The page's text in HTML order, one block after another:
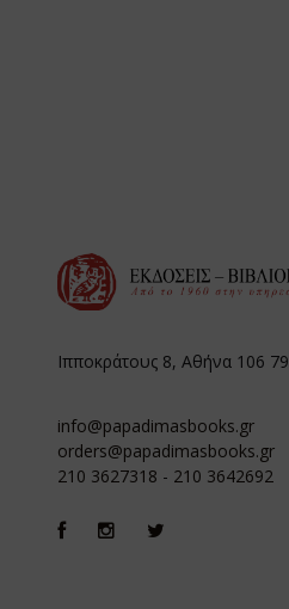
Ιπποκράτους 8, Αθήνα 106 79
info@papadimasbooks.gr
orders@papadimasbooks.gr
210 3627318 - 210 3642692